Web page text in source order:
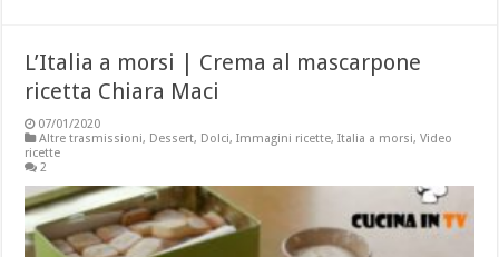
L’Italia a morsi | Crema al mascarpone
ricetta Chiara Maci
07/01/2020
Altre trasmissioni, Dessert, Dolci,Immagini ricette,Italia a morsi,Video
ricette
2